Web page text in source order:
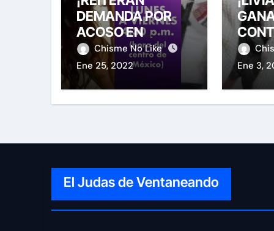
DEMANDA POR
ACOSO EN
CONTRA DE
‘CHUPONCITO’!
Chisme No Like
Ene 25, 2022
Ene 3,
El Judas de Ventaneando